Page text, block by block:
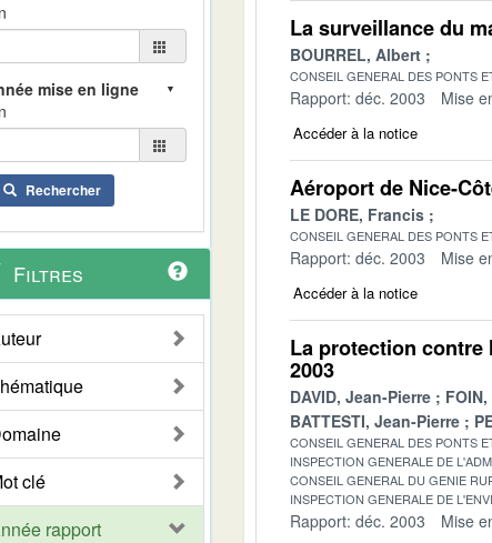
Rechercher
Filtres
clé
rapport
La surveillance du
BOURREL, Albert
CONSEIL GENERAL DES PONTS
Rapport: déc. 2003 Mise
Accéder à la notice
Aéroport de Nice-
LE DORE, Francis
CONSEIL GENERAL DES PONTS
Rapport: déc. 2003 Mise
Accéder à la notice
La protection contre
2003
DAVID, Jean-Pierre
BATTESTI, Jean-Pierre
CONSEIL GENERAL DES PONTS
INSPECTION GENERALE DE
CONSEIL GENERAL DU GENIE
INSPECTION GENERALE DE
Rapport: déc. 2003 Mise